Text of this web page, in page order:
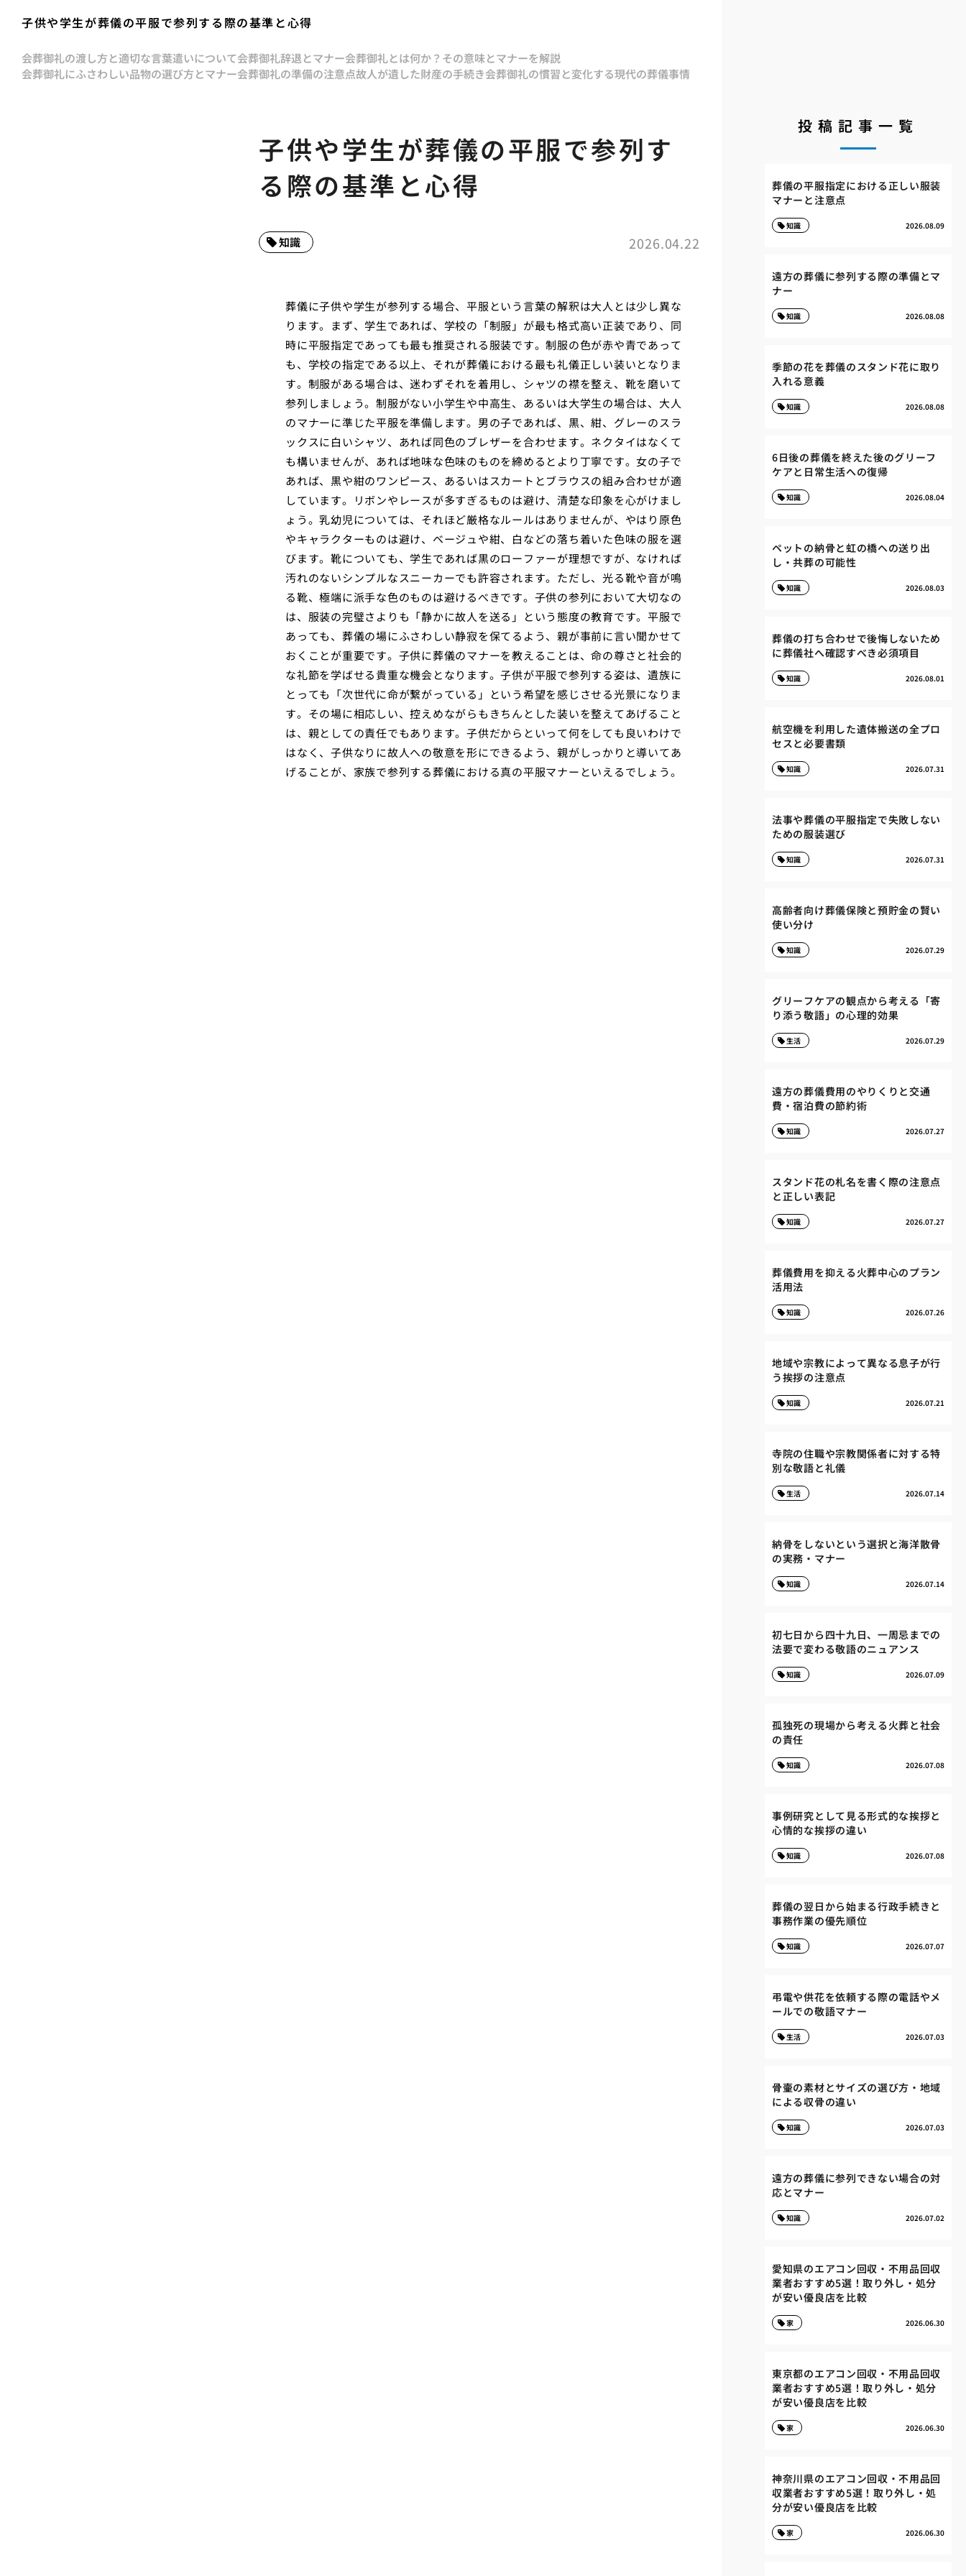
子供や学生が葬儀の平服で参列する際の基準と心得
会葬御礼の渡し方と適切な言葉遣いについて会葬御礼辞退とマナー会葬御礼とは何か？その意味とマナーを解説
会葬御礼にふさわしい品物の選び方とマナー会葬御礼の準備の注意点故人が遺した財産の手続き会葬御礼の慣習と変化する現代の葬儀事情
子供や学生が葬儀の平服で参列す
る際の基準と心得
2026.04.22
知識
葬儀に子供や学生が参列する場合、平服という言葉の解釈は大人とは少し異な
ります。まず、学生であれば、学校の「制服」が最も格式高い正装であり、同
時に平服指定であっても最も推奨される服装です。制服の色が赤や青であって
も、学校の指定である以上、それが葬儀における最も礼儀正しい装いとなりま
す。制服がある場合は、迷わずそれを着用し、シャツの襟を整え、靴を磨いて
参列しましょう。制服がない小学生や中高生、あるいは大学生の場合は、大人
のマナーに準じた平服を準備します。男の子であれば、黒、紺、グレーのスラ
ックスに白いシャツ、あれば同色のブレザーを合わせます。ネクタイはなくて
も構いませんが、あれば地味な色味のものを締めるとより丁寧です。女の子で
あれば、黒や紺のワンピース、あるいはスカートとブラウスの組み合わせが適
しています。リボンやレースが多すぎるものは避け、清楚な印象を心がけまし
ょう。乳幼児については、それほど厳格なルールはありませんが、やはり原色
やキャラクターものは避け、ベージュや紺、白などの落ち着いた色味の服を選
びます。靴についても、学生であれば黒のローファーが理想ですが、なければ
汚れのないシンプルなスニーカーでも許容されます。ただし、光る靴や音が鳴
る靴、極端に派手な色のものは避けるべきです。子供の参列において大切なの
は、服装の完璧さよりも「静かに故人を送る」という態度の教育です。平服で
あっても、葬儀の場にふさわしい静寂を保てるよう、親が事前に言い聞かせて
おくことが重要です。子供に葬儀のマナーを教えることは、命の尊さと社会的
な礼節を学ばせる貴重な機会となります。子供が平服で参列する姿は、遺族に
とっても「次世代に命が繋がっている」という希望を感じさせる光景になりま
す。その場に相応しい、控えめながらもきちんとした装いを整えてあげること
は、親としての責任でもあります。子供だからといって何をしても良いわけで
はなく、子供なりに故人への敬意を形にできるよう、親がしっかりと導いてあ
げることが、家族で参列する葬儀における真の平服マナーといえるでしょう。
投稿記事一覧
葬儀の平服指定における正しい服装
マナーと注意点
2026.08.09
知識
遠方の葬儀に参列する際の準備とマ
ナー
2026.08.08
知識
季節の花を葬儀のスタンド花に取り
入れる意義
2026.08.08
知識
6日後の葬儀を終えた後のグリーフ
ケアと日常生活への復帰
2026.08.04
知識
ペットの納骨と虹の橋への送り出
し・共葬の可能性
2026.08.03
知識
葬儀の打ち合わせで後悔しないため
に葬儀社へ確認すべき必須項目
2026.08.01
知識
航空機を利用した遺体搬送の全プロ
セスと必要書類
2026.07.31
知識
法事や葬儀の平服指定で失敗しない
ための服装選び
2026.07.31
知識
高齢者向け葬儀保険と預貯金の賢い
使い分け
2026.07.29
知識
グリーフケアの観点から考える「寄
り添う敬語」の心理的効果
2026.07.29
生活
遠方の葬儀費用のやりくりと交通
費・宿泊費の節約術
2026.07.27
知識
スタンド花の札名を書く際の注意点
と正しい表記
2026.07.27
知識
葬儀費用を抑える火葬中心のプラン
活用法
2026.07.26
知識
地域や宗教によって異なる息子が行
う挨拶の注意点
2026.07.21
知識
寺院の住職や宗教関係者に対する特
別な敬語と礼儀
2026.07.14
生活
納骨をしないという選択と海洋散骨
の実務・マナー
2026.07.14
知識
初七日から四十九日、一周忌までの
法要で変わる敬語のニュアンス
2026.07.09
知識
孤独死の現場から考える火葬と社会
の責任
2026.07.08
知識
事例研究として見る形式的な挨拶と
心情的な挨拶の違い
2026.07.08
知識
葬儀の翌日から始まる行政手続きと
事務作業の優先順位
2026.07.07
知識
弔電や供花を依頼する際の電話やメ
ールでの敬語マナー
2026.07.03
生活
骨壷の素材とサイズの選び方・地域
による収骨の違い
2026.07.03
知識
遠方の葬儀に参列できない場合の対
応とマナー
2026.07.02
知識
愛知県のエアコン回収・不用品回収
業者おすすめ5選！取り外し・処分
が安い優良店を比較
2026.06.30
家
東京都のエアコン回収・不用品回収
業者おすすめ5選！取り外し・処分
が安い優良店を比較
2026.06.30
家
神奈川県のエアコン回収・不用品回
収業者おすすめ5選！取り外し・処
分が安い優良店を比較
2026.06.30
家